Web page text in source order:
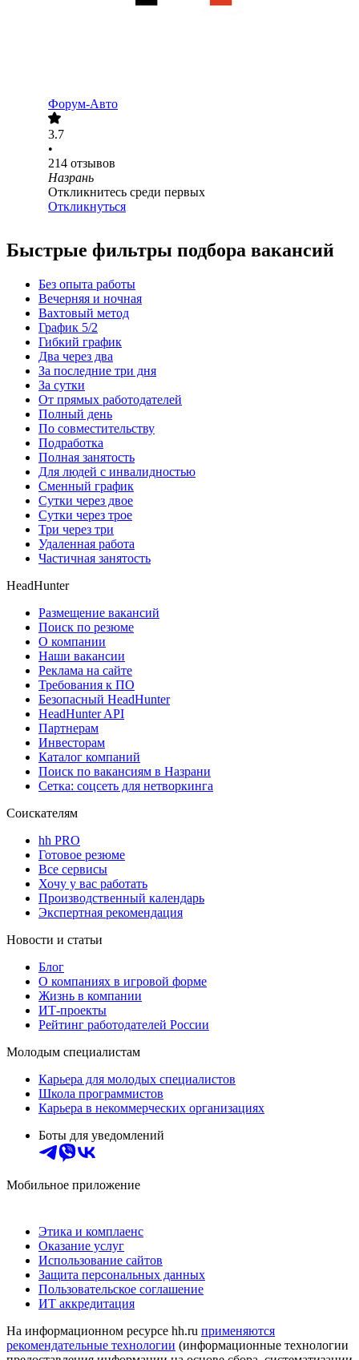
Форум-Авто
3.7
•
214 отзывов
Назрань
Откликнитесь среди первых
Откликнуться
Быстрые фильтры подбора вакансий
Без опыта работы
Вечерняя и ночная
Вахтовый метод
График 5/2
Гибкий график
Два через два
За последние три дня
За сутки
От прямых работодателей
Полный день
По совместительству
Подработка
Полная занятость
Для людей с инвалидностью
Сменный график
Сутки через двое
Сутки через трое
Три через три
Удаленная работа
Частичная занятость
HeadHunter
Размещение вакансий
Поиск по резюме
О компании
Наши вакансии
Реклама на сайте
Требования к ПО
Безопасный HeadHunter
HeadHunter API
Партнерам
Инвесторам
Каталог компаний
Поиск по вакансиям в Назрани
Сетка: соцсеть для нетворкинга
Соискателям
hh PRO
Готовое резюме
Все сервисы
Хочу у вас работать
Производственный календарь
Экспертная рекомендация
Новости и статьи
Блог
О компаниях в игровой форме
Жизнь в компании
ИТ-проекты
Рейтинг работодателей России
Молодым специалистам
Карьера для молодых специалистов
Школа программистов
Карьера в некоммерческих организациях
Боты для уведомлений
Мобильное приложение
Этика и комплаенс
Оказание услуг
Использование сайтов
Защита персональных данных
Пользовательское соглашение
ИТ аккредитация
На информационном ресурсе hh.ru применяются
рекомендательные технологии (информационные технологии